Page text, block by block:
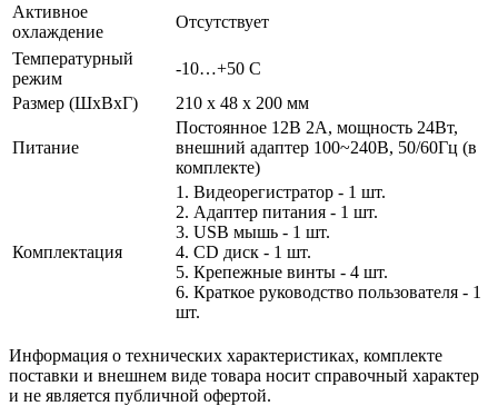
Активное
охлаждение
Отсутствует
Температурный
режим
-10…+50 С
Размер (ШxВxГ)
210 x 48 x 200 мм
Питание
Постоянное 12В 2А, мощность 24Вт,
внешний адаптер 100~240В, 50/60Гц (в
комплекте)
Комплектация
1. Видеорегистратор - 1 шт.
2. Адаптер питания - 1 шт.
3. USB мышь - 1 шт.
4. CD диск - 1 шт.
5. Крепежные винты - 4 шт.
6. Краткое руководство пользователя - 1
шт.
Информация о технических характеристиках, комплекте
поставки и внешнем виде товара носит справочный характер
и не является публичной офертой.